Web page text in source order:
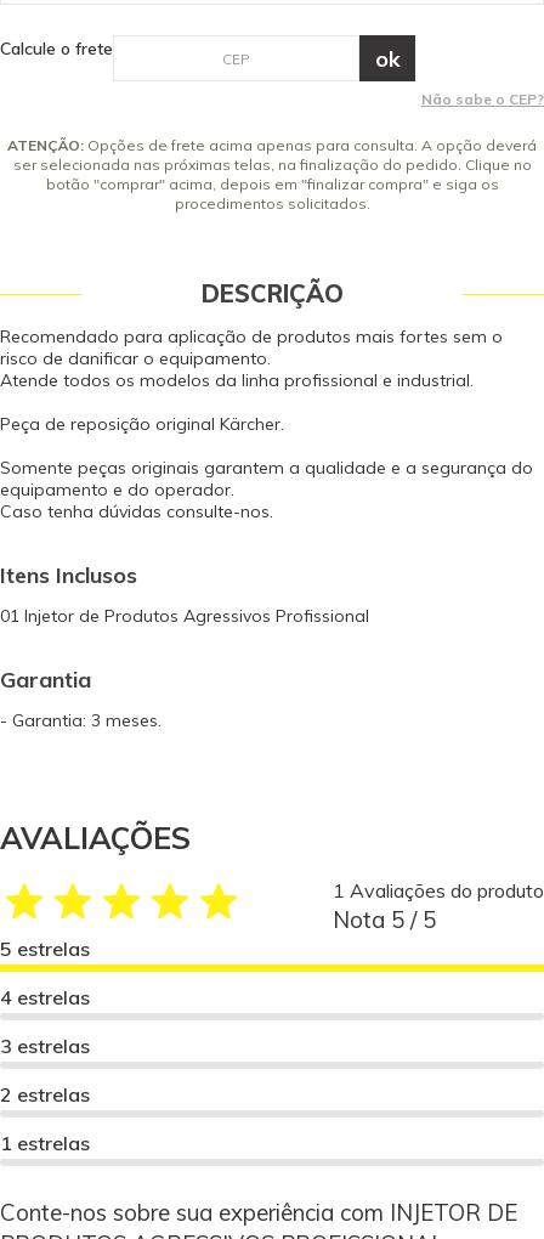
8x de R$ 415,52 sem juros
9x de R$ 369,35 sem juros
Calcule o frete
Não sabe o CEP?
ATENÇÃO: Opções de frete acima apenas para consulta. A opção deverá
ser selecionada nas próximas telas, na finalização do pedido. Clique no
botão "comprar" acima, depois em "finalizar compra" e siga os
procedimentos solicitados.
DESCRIÇÃO
Recomendado para aplicação de produtos mais fortes sem o
risco de danificar o equipamento.
Atende todos os modelos da linha profissional e industrial.
Peça de reposição original Kärcher.
Somente peças originais garantem a qualidade e a segurança do
equipamento e do operador.
Caso tenha dúvidas consulte-nos.
Itens Inclusos
01 Injetor de Produtos Agressivos Profissional
Garantia
- Garantia: 3 meses.
AVALIAÇÕES
1 Avaliações do produto
Nota 5 / 5
5 estrelas
4 estrelas
3 estrelas
2 estrelas
1 estrelas
Conte-nos sobre sua experiência com INJETOR DE